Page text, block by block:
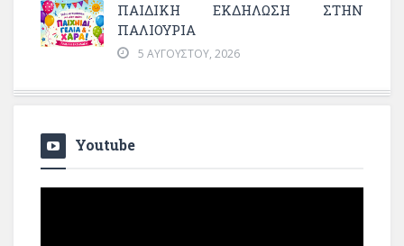
ΠΑΙΔΙΚΗ ΕΚΔΗΛΩΣΗ ΣΤΗΝ
ΠΑΛΙΟΥΡΙΑ
5 ΑΥΓΟΎΣΤΟΥ, 2026
Youtube